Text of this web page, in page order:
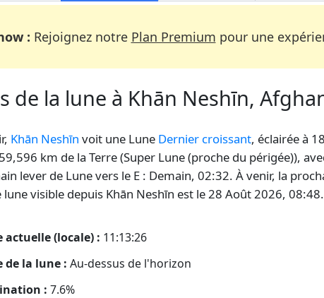
: Rejoignez notre Plan Premium pour une
de la lune à Khān Neshīn,
Khān Neshīn voit une Lune Dernier croissant, éclairée à
km de la Terre (Super Lune (proche du périgée)),
lever de Lune vers le E : Demain, 02:32. À venir, la
lune visible depuis Khān Neshīn est le 28 Août 2026, 08:48.
actuelle (locale) : 11:13:27
de la lune : Au-dessus de l'horizon
: 7.6%